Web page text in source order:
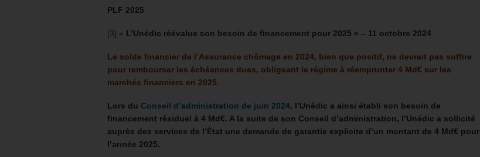
PLF 2025
[3] « L’Unédic réévalue son besoin de financement pour 2025 » – 11 octobre 2024
Le solde financier de l’Assurance chômage en 2024, bien que positif, ne devrait pas suffire
pour rembourser les échéances dues, obligeant le régime à réemprunter 4 Md€ sur les
marchés financiers en 2025.
Lors du Conseil d’administration de juin 2024, l’Unédic a ainsi établi son besoin de
financement résiduel à 4 Md€. A la suite de son Conseil d’administration, l’Unédic a sollicité
auprès des services de l’État une demande de garantie explicite d’un montant de 4 Md€ pour
l’année 2025.